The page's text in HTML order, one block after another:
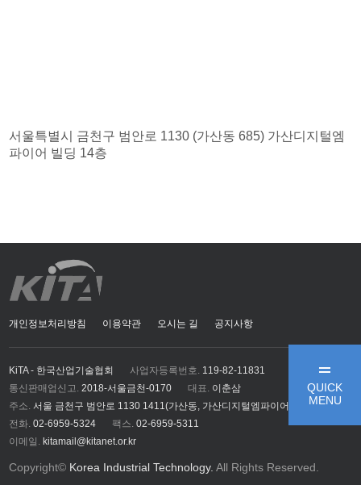
QUICK
MENU
서울특별시 금천구 범안로 1130 (가산동 685) 가산디지털엠
파이어 빌딩 14층
개인정보처리방침 이용약관 오시는 길 공지사항
KiTA - 한국산업기술협회 사업자등록번호. 119-82-11831
통신판매업신고. 2018-서울금천-0170 대표. 이춘삼
주소. 서울 금천구 범안로 1130 1411(가산동, 가산디지털엠파이어)
전화. 02-6959-5324 팩스. 02-6959-5311
이메일. kitamail@kitanet.or.kr
Copyright© Korea Industrial Technology.All Rights Reserved.